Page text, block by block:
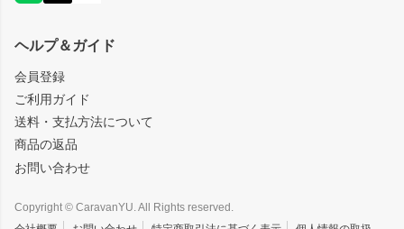
ヘルプ＆ガイド
会員登録
ご利用ガイド
送料・支払方法について
商品の返品
お問い合わせ
Copyright © CaravanYU. All Rights reserved.